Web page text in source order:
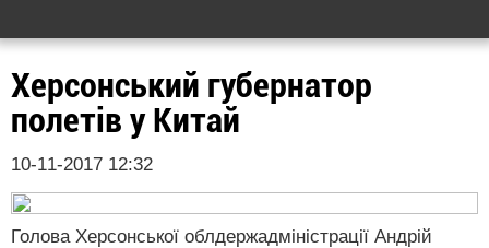
Херсонський губернатор
полетів у Китай
10-11-2017 12:32
Голова Херсонської облдержадміністрації Андрій